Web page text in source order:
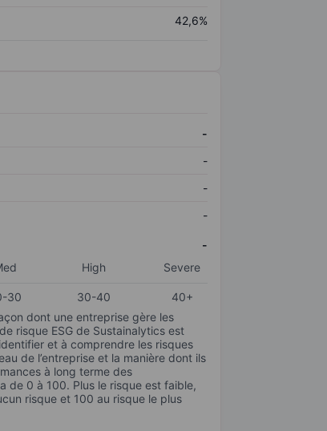
42,6%
-
-
-
-
-
High Severe
30 30-40
40+
dont une entreprise gère les
risque ESG de Sustainalytics est
et à comprendre les risques
de l’entreprise et la manière dont ils
à long terme des
de 0 à 100. Plus le risque est faible,
risque et 100 au risque le plus